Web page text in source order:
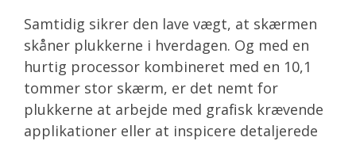
Samtidig sikrer den lave vægt, at skærmen
skåner plukkerne i hverdagen. Og med en
hurtig processor kombineret med en 10,1
tommer stor skærm, er det nemt for
plukkerne at arbejde med grafisk krævende
applikationer eller at inspicere detaljerede